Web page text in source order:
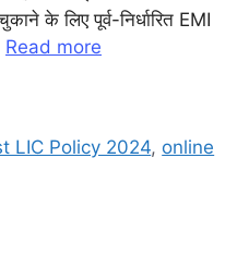
n
g
m
के लिए पूर्व-निर्धारित EMI
Read more
LIC Policy 2024, online